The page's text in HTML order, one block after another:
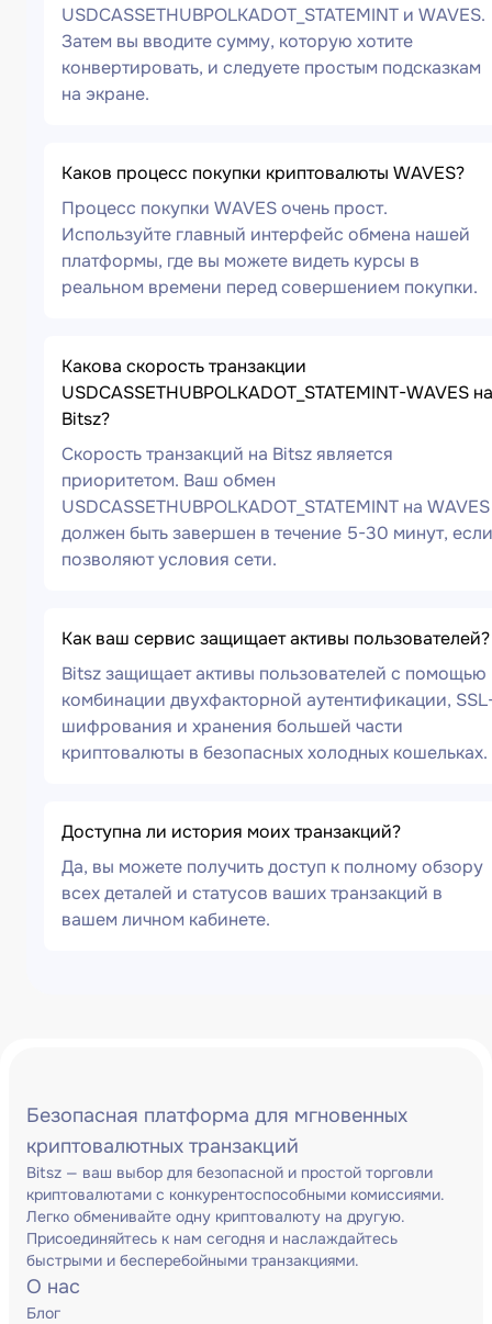
USDCASSETHUBPOLKADOT_STATEMINT и WAVES.
Затем вы вводите сумму, которую хотите
конвертировать, и следуете простым подсказкам
на экране.
Каков процесс покупки криптовалюты WAVES?
Процесс покупки WAVES очень прост.
Используйте главный интерфейс обмена нашей
платформы, где вы можете видеть курсы в
реальном времени перед совершением покупки.
Какова скорость транзакции
USDCASSETHUBPOLKADOT_STATEMINT-WAVES на
Bitsz?
Скорость транзакций на Bitsz является
приоритетом. Ваш обмен
USDCASSETHUBPOLKADOT_STATEMINT на WAVES
должен быть завершен в течение 5-30 минут, если
позволяют условия сети.
Как ваш сервис защищает активы пользователей?
Bitsz защищает активы пользователей с помощью
комбинации двухфакторной аутентификации,
шифрования и хранения большей части
криптовалюты в безопасных холодных кошельках.
Доступна ли история моих транзакций?
Да, вы можете получить доступ к полному обзору
всех деталей и статусов ваших транзакций в
вашем личном кабинете.
Безопасная платформа для мгновенных
криптовалютных транзакций
Bitsz — ваш выбор для безопасной и простой торговли
криптовалютами с конкурентоспособными комиссиями.
Легко обменивайте одну криптовалюту на другую.
Присоединяйтесь к нам сегодня и наслаждайтесь
быстрыми и бесперебойными транзакциями.
О нас
Блог